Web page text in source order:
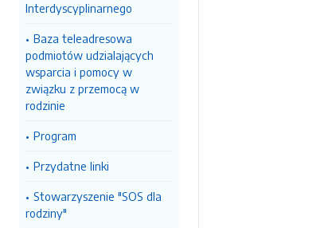
Interdyscyplinarnego
Baza teleadresowa
podmiotów udzialających
wsparcia i pomocy w
związku z przemocą w
rodzinie
Program
Przydatne linki
Stowarzyszenie "SOS dla
rodziny"